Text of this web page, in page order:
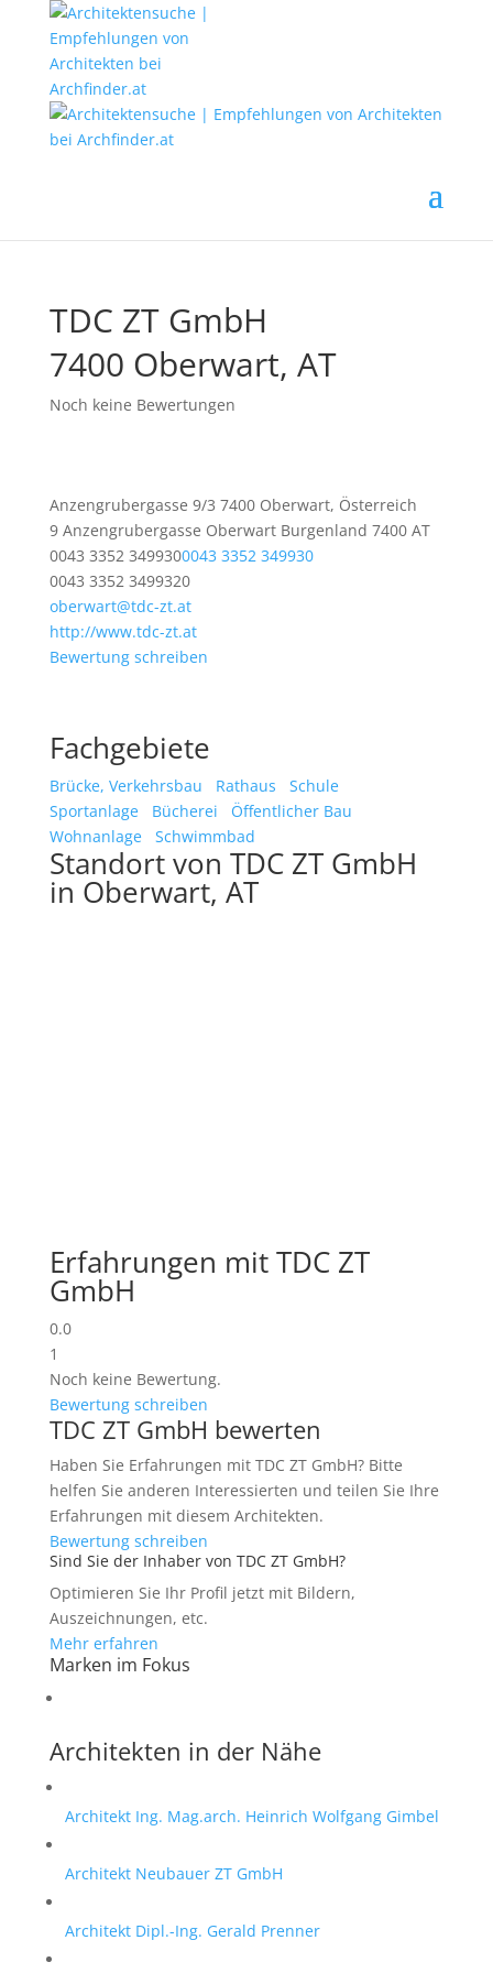
TDC ZT GmbH
7400 Oberwart, AT
Noch keine Bewertungen
Anzengrubergasse 9/3 7400 Oberwart, Österreich
9 Anzengrubergasse Oberwart Burgenland 7400 AT
0043 3352 3499300043 3352 349930
0043 3352 3499320
oberwart@tdc-zt.at
http://www.tdc-zt.at
Bewertung schreiben
Fachgebiete
Brücke, Verkehrsbau Rathaus
Schule
Sportanlage
Bücherei
Öffentlicher Bau
Wohnanlage
Schwimmbad
Standort von TDC ZT GmbH
in Oberwart, AT
Erfahrungen mit TDC ZT
GmbH
0.0
1
Noch keine Bewertung.
Bewertung schreiben
TDC ZT GmbH bewerten
Haben Sie Erfahrungen mit TDC ZT GmbH? Bitte
helfen Sie anderen Interessierten und teilen Sie Ihre
Erfahrungen mit diesem Architekten.
Bewertung schreiben
Sind Sie der Inhaber von TDC ZT GmbH?
Optimieren Sie Ihr Profil jetzt mit Bildern,
Auszeichnungen, etc.
Mehr erfahren
Marken im Fokus
Architekten in der Nähe
Architekt Ing. Mag.arch. Heinrich Wolfgang Gimbel
Architekt Neubauer ZT GmbH
Architekt Dipl.-Ing. Gerald Prenner